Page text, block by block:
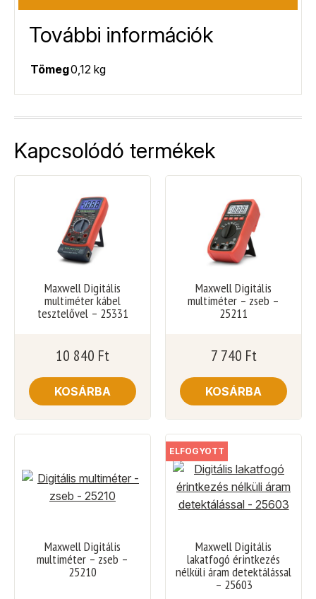
További információk
Tömeg0,12 kg
Kapcsolódó termékek
Maxwell Digitális
multiméter kábel
tesztelővel – 25331
10 840 Ft
KOSÁRBA
Maxwell Digitális
multiméter – zseb –
25211
7 740 Ft
KOSÁRBA
Maxwell Digitális
multiméter – zseb –
25210
ELFOGYOTT
Maxwell Digitális
lakatfogó érintkezés
nélküli áram detektálással
– 25603